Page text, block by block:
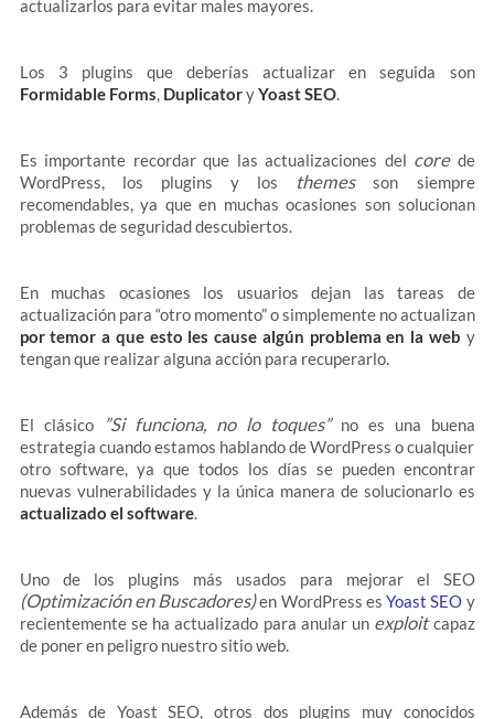
actualizarlos para evitar males mayores.
Los 3 plugins que deberías actualizar en seguida son
Formidable Forms, DuplicatoryYoast SEO.
Es importante recordar que las actualizaciones del corede
WordPress, los plugins y los themesson siempre
recomendables, ya que en muchas ocasiones son solucionan
problemas de seguridad descubiertos.
En muchas ocasiones los usuarios dejan las tareas de
actualización para “otro momento” o simplemente no actualizan
por temor a que esto les cause algún problema en la web y
tengan que realizar alguna acción para recuperarlo.
El clásico ”Si funciona, no lo toques”no es una buena
estrategia cuando estamos hablando de WordPress o cualquier
otro software, ya que todos los días se pueden encontrar
nuevas vulnerabilidades y la única manera de solucionarlo es
actualizado el software.
Uno de los plugins más usados para mejorar el SEO
(Optimización en Buscadores)en WordPress es Yoast SEO y
recientemente se ha actualizado para anular un exploitcapaz
de poner en peligro nuestro sitio web.
Además de Yoast SEO, otros dos plugins muy conocidos